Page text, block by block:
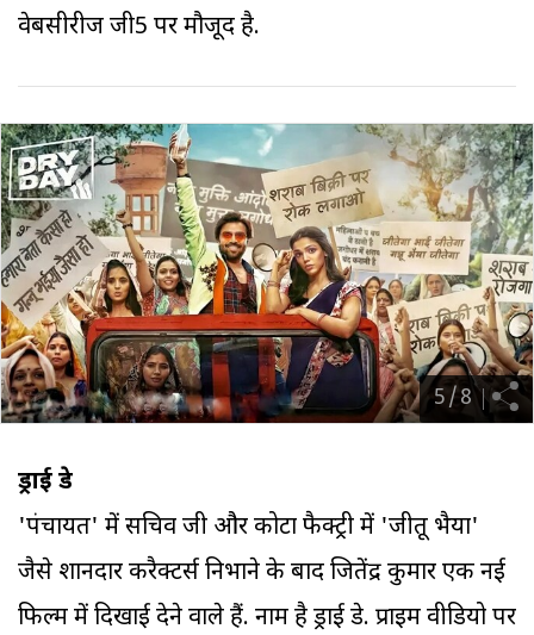
वेबसीरीज जी5 पर मौजूद है.
5/8
ड्राई डे
'पंचायत' में सचिव जी और कोटा फैक्ट्री में 'जीतू भैया'
जैसे शानदार करैक्टर्स निभाने के बाद जितेंद्र कुमार एक नई
फिल्म में दिखाई देने वाले हैं. नाम है ड्राई डे. प्राइम वीडियो पर